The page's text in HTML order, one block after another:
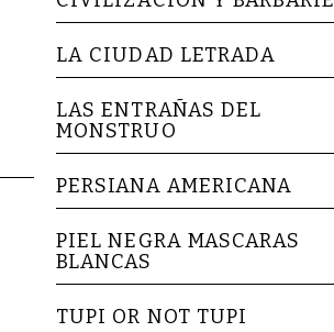
LA CIUDAD LETRADA
LAS ENTRAÑAS DEL
MONSTRUO
PERSIANA AMERICANA
PIEL NEGRA MASCARAS
BLANCAS
TUPI OR NOT TUPI